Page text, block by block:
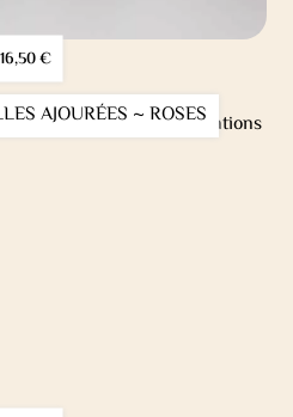
16,50€
AJOURÉES ~ ROSES